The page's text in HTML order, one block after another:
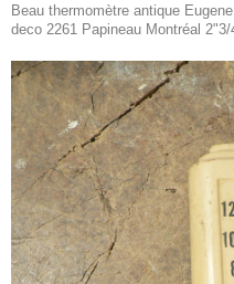
Beau thermomètre antique
deco 2261 Papineau Montréal